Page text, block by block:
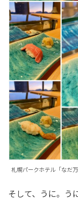
札幌パークホテル「なだ
そして、うに。う